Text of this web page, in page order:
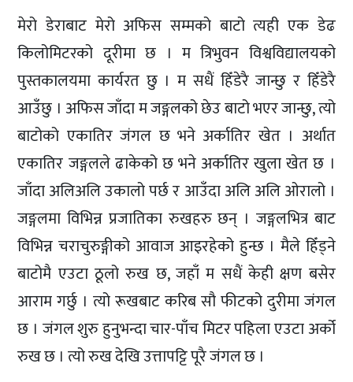
मेरो डेराबाट मेरो अफिस सम्मको बाटो त्यही एक डेढ
किलोमिटरको दूरीमा छ । म त्रिभुवन विश्वविद्यालयको
पुस्तकालयमा कार्यरत छु । म सधैं हिँडेरै जान्छु र हिँडेरै
आउँछु । अफिस जाँदा म जङ्गलको छेउ बाटो भएर जान्छु, त्यो
बाटोको एकातिर जंगल छ भने अर्कातिर खेत । अर्थात
एकातिर जङ्गलले ढाकेको छ भने अर्कातिर खुला खेत छ ।
जाँदा अलिअलि उकालो पर्छ र आउँदा अलि अलि ओरालो ।
जङ्गलमा विभिन्न प्रजातिका रुखहरु छन् । जङ्गलभित्र बाट
विभिन्न चराचुरुङ्गीको आवाज आइरहेको हुन्छ । मैले हिँड्ने
बाटोमै एउटा ठूलो रुख छ, जहाँ म सधैं केही क्षण बसेर
आराम गर्छु । त्यो रूखबाट करिब सौ फीटको दुरीमा जंगल
छ । जंगल शुरु हुनुभन्दा चार-पाँच मिटर पहिला एउटा अर्को
रुख छ । त्यो रुख देखि उत्तापट्टि पूरै जंगल छ ।